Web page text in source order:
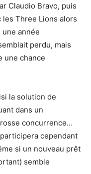
Claudio Bravo, puis
les Three Lions alors
une année
perdu, mais
une chance
la solution de
dans un
concurrence…
cependant
si un nouveau prêt
semble